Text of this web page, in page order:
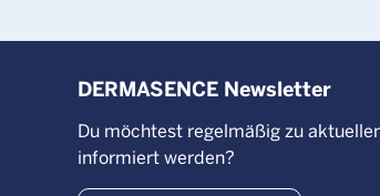
DERMASENCE Newsletter
Du möchtest regelmäßig zu
informiert werden?